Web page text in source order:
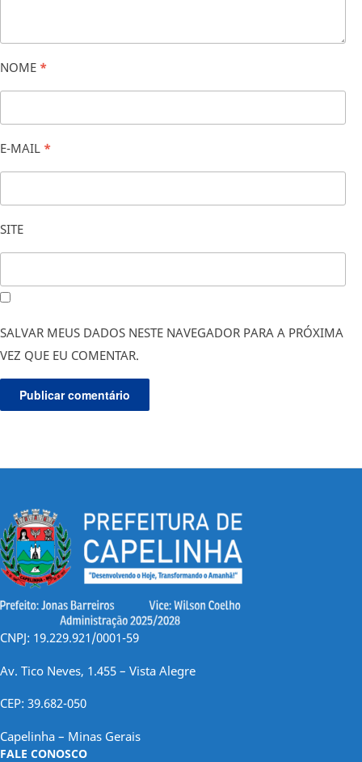
NOME *
E-MAIL *
SITE
SALVAR MEUS DADOS NESTE NAVEGADOR PARA A PRÓXIMA
VEZ QUE EU COMENTAR.
CNPJ: 19.229.921/0001-59
Av. Tico Neves, 1.455 – Vista Alegre
CEP: 39.682-050
Capelinha – Minas Gerais
FALE CONOSCO